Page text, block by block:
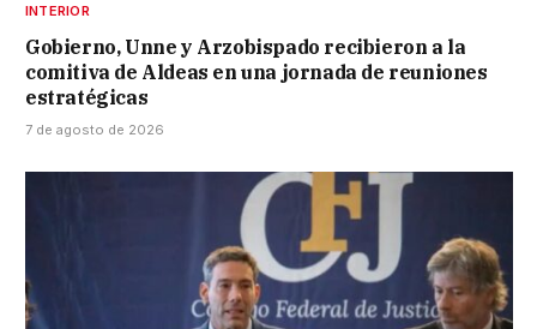
INTERIOR
Gobierno, Unne y Arzobispado recibieron a la
comitiva de Aldeas en una jornada de reuniones
estratégicas
7 de agosto de 2026